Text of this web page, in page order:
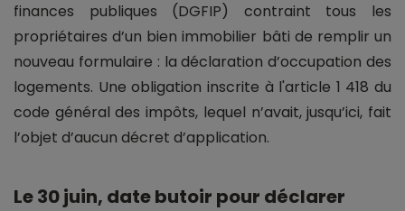
finances publiques (DGFIP) contraint tous les
propriétaires d’un bien immobilier bâti de remplir un
nouveau formulaire : la déclaration d’occupation des
logements. Une obligation inscrite à l'article 1 418 du
code général des impôts, lequel n’avait, jusqu’ici, fait
l’objet d’aucun décret d’application.
Le 30 juin, date butoir pour déclarer